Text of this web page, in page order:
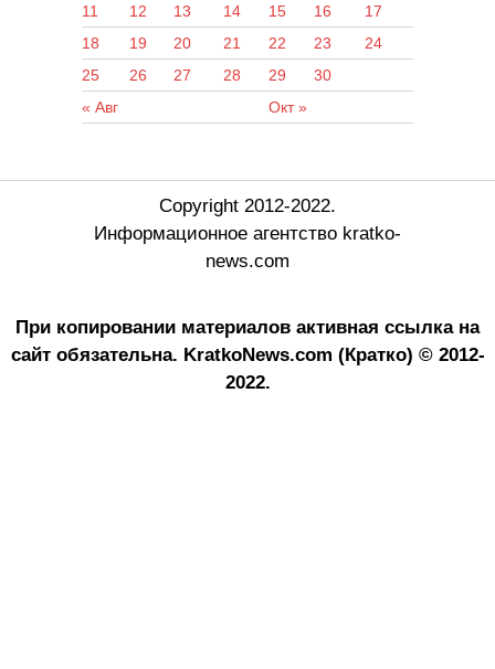
« Авг Окт »
11
12 13 14 15 16
17
18
19 20 21 22 23
24
25
26 27 28 29 30
Copyright 2012-2022.
Информационное агентство kratko-
news.com
При копировании материалов активная ссылка на
сайт обязательна. KratkoNews.com (Кратко) © 2012-
2022.